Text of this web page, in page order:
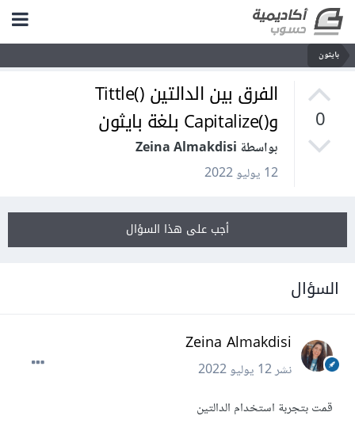
بايثون
0
الفرق بين الدالتين ()Tittle
و()Capitalize بلغة بايثون
بواسطة Zeina Almakdisi
12 يوليو 2022
أجب على هذا السؤال
السؤال
Zeina Almakdisi
نشر12 يوليو 2022
قمت بتجربة استخدام الدالتين